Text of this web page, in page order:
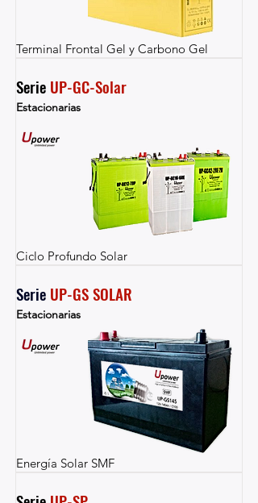
Terminal Frontal Gel y Carbono Gel
Serie UP-GC-Solar
Estacionarias
Ciclo Profundo Solar
Serie UP-GS SOLAR
Estacionarias
Energía Solar SMF